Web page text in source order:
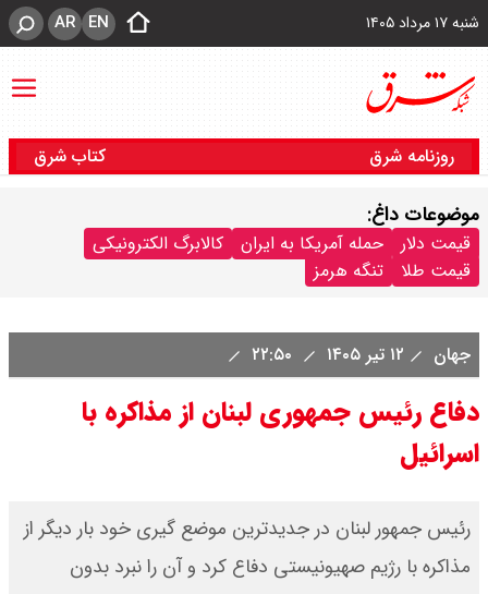
شنبه ۱۷ مرداد ۱۴۰۵ EN
AR
روزنامه شرق کتاب شرق
موضوعات داغ:
قیمت دلار حمله آمریکا به ایران
کالابرگ الکترونیکی
قیمت طلا
تنگه هرمز
جهان ۱۲ تیر ۱۴۰۵
دفاع رئیس جمهوری لبنان از مذاکره با
اسرائیل
رئیس جمهور لبنان در جدیدترین موضع گیری خود بار دیگر از
مذاکره با رژیم صهیونیستی دفاع کرد و آن را نبرد بدون